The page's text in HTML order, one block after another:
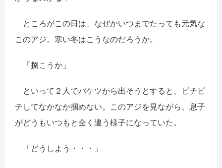
ところがこの日は、なぜかいつまでたっても元気な
このアジ。寒い冬はこうなのだろうか。
「捌こうか」
といって２人でバケツから出そうとすると、ビチビ
チしてなかなか掴めない。このアジを見ながら、息子
がどうもいつもと全く違う様子になっていた。
「どうしよう・・・」